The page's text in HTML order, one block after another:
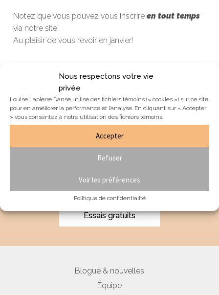
Nous respectons votre vie
privée
Louise Lapierre Danse utilise des fichiers témoins (« cookies ») sur ce site
pour en améliorer la performance et l’analyse. En cliquant sur « Accepter
» vous consentez à notre utilisation des fichiers témoins.
Accepter
Refuser
Voir les préférences
Politique de confidentialité
Notez que vous pouvez vous inscrire en tout temps
via notre site.
Au plaisir de vous revoir en janvier!
Navigation
de
l'article
Previous
post:
ESSAIS GRATUITS: 15 et 17 décembre
Next
post:
50 ans pour LLDANSE: La petite histoire
INTÉRESSÉ? ESSAYEZ UN
COURS GRATUITEMENT!
Essais gratuits
Blogue & nouvelles
Équipe